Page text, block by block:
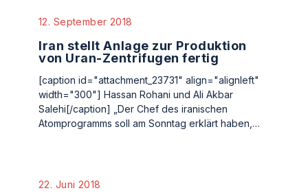
12. September 2018
Iran stellt Anlage zur Produktion
von Uran-Zentrifugen fertig
[caption id="attachment_23731" align="alignleft"
width="300"] Hassan Rohani und Ali Akbar
Salehi[/caption] „Der Chef des iranischen
Atomprogramms soll am Sonntag erklärt haben,…
22. Juni 2018